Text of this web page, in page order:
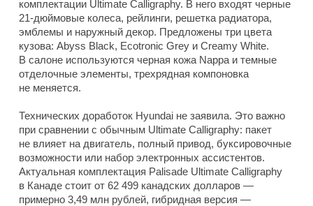
комплектации Ultimate Calligraphy. В него входят черные
21-дюймовые колеса, рейлинги, решетка радиатора,
эмблемы и наружный декор. Предложены три цвета
кузова: Abyss Black, Ecotronic Grey и Creamy White.
В салоне используются черная кожа Nappa и темные
отделочные элементы, трехрядная компоновка
не меняется.
Технических доработок Hyundai не заявила. Это важно
при сравнении с обычным Ultimate Calligraphy: пакет
не влияет на двигатель, полный привод, буксировочные
возможности или набор электронных ассистентов.
Актуальная комплектация Palisade Ultimate Calligraphy
в Канаде стоит от 62 499 канадских долларов —
примерно 3,49 млн рублей, гибридная версия —